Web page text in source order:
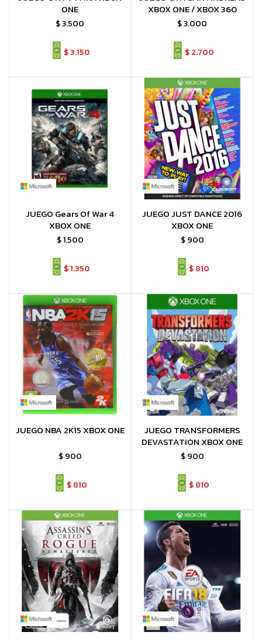
ONE
$3.500
$3.150
XBOX ONE / XBOX 360
$3.000
$ 2.700
JUEGO Gears Of War 4
XBOX ONE
$1.500
$1.350
JUEGO JUST DANCE 2016
XBOX ONE
$ 900
$810
JUEGO NBA 2K15 XBOX ONE
$ 900
$810
JUEGO TRANSFORMERS
DEVASTATION XBOX ONE
$ 900
$810